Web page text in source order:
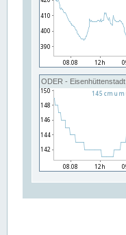
ODER - Eisenhüttenstadt